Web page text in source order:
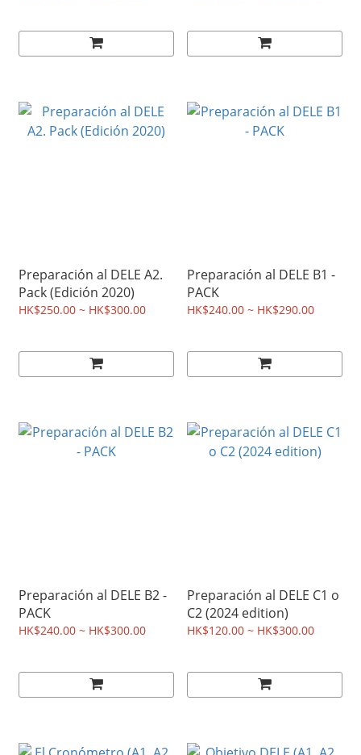
Preparación al DELE A2.
Pack (Edición 2020)
HK$250.00 ~ HK$300.00
Preparación al DELE B1 -
PACK
HK$240.00 ~ HK$290.00
Preparación al DELE B2 -
PACK
HK$240.00 ~ HK$300.00
Preparación al DELE C1 o
C2 (2024 edition)
HK$120.00 ~ HK$300.00